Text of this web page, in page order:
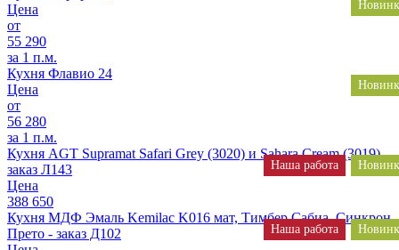
Цена
от
55 290
за 1 п.м.
Кухня Флавио 24
Цена
от
56 280
за 1 п.м.
Наша работа
Кухня AGT Supramat Safari Grey (3020) и Sahara Cream (3019) -
заказ Л143
Цена
388 650
Наша работа
Кухня МДФ Эмаль Kemilac K016 мат, Тимбер Сабиа, Синкрон
Прето - заказ Д102